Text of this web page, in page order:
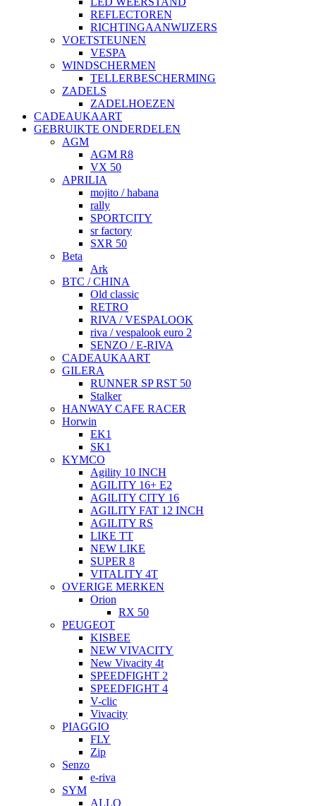
REFLECTOREN
RICHTINGAANWIJZERS
VOETSTEUNEN
VESPA
WINDSCHERMEN
TELLERBESCHERMING
ZADELS
ZADELHOEZEN
CADEAUKAART
GEBRUIKTE ONDERDELEN
AGM
AGM R8
VX 50
APRILIA
mojito / habana
rally
SPORTCITY
sr factory
SXR 50
Beta
Ark
BTC / CHINA
Old classic
RETRO
RIVA / VESPALOOK
riva / vespalook euro 2
SENZO / E-RIVA
CADEAUKAART
GILERA
RUNNER SP RST 50
Stalker
HANWAY CAFE RACER
Horwin
EK1
SK1
KYMCO
Agility 10 INCH
AGILITY 16+ E2
AGILITY CITY 16
AGILITY FAT 12 INCH
AGILITY RS
LIKE TT
NEW LIKE
SUPER 8
VITALITY 4T
OVERIGE MERKEN
Orion
RX 50
PEUGEOT
KISBEE
NEW VIVACITY
New Vivacity 4t
SPEEDFIGHT 2
SPEEDFIGHT 4
V-clic
Vivacity
PIAGGIO
FLY
Zip
Senzo
e-riva
SYM
ALLO